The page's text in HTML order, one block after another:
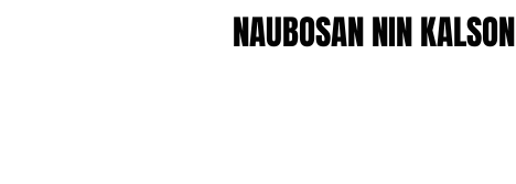
NAUBOSAN NIN KALSON